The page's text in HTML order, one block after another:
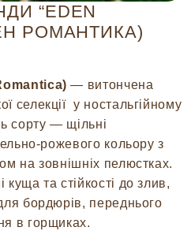
“EDEN
РОМАНТИКА)
— витончена
селекції у ностальгійному
сорту — щільні
рожевого кольору з
на зовнішніх пелюстках.
та стійкості до злив,
бордюрів, переднього
в горщиках.